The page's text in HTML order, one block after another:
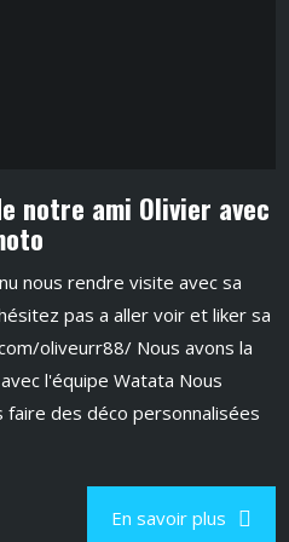
notre ami Olivier avec
nous rendre visite avec sa
pas a aller voir et liker sa
oliveurr88/ Nous avons la
l'équipe Watata Nous
des déco personnalisées
En savoir plus